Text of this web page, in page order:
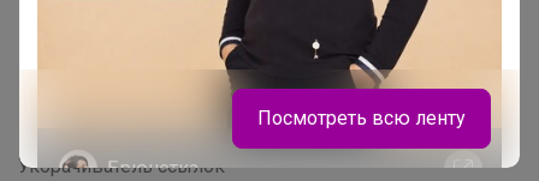
Начать зарабатывать с 24-ok
Picabox.ru - Лучшее место для ваших изображений
Розыгрыш - Генератор случайных чисел
Пульс нашего маркетплейса
Укорачиватель ссылок
Брюнетка
Посмотреть всю ленту